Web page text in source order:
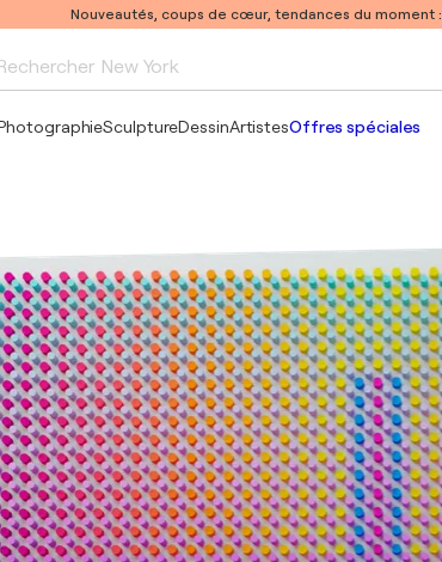
Nouveautés, coups de cœur, tendances du moment :
New York
SculptureDessinArtistesOffres spéciales